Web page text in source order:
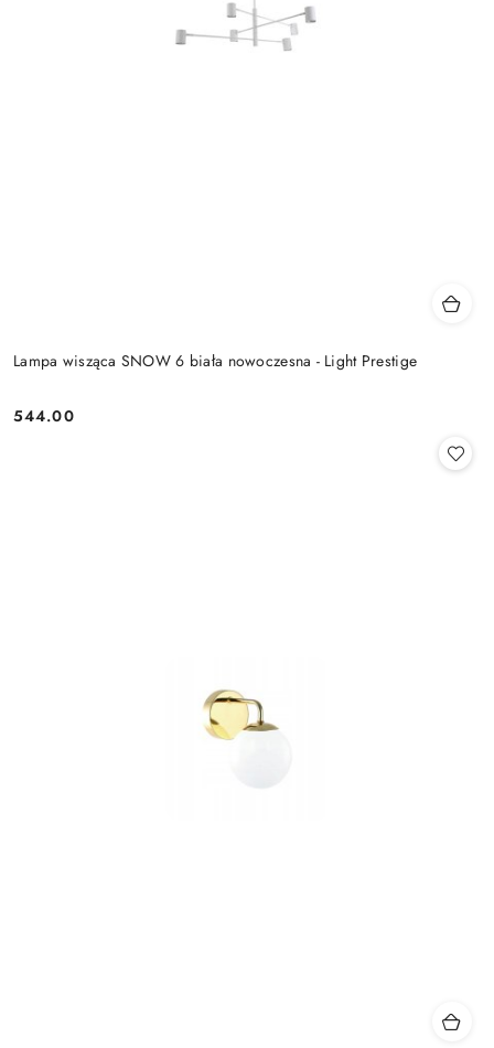
Lampa wisząca SNOW 6 biała nowoczesna - Light Prestige
Cena:
544.00